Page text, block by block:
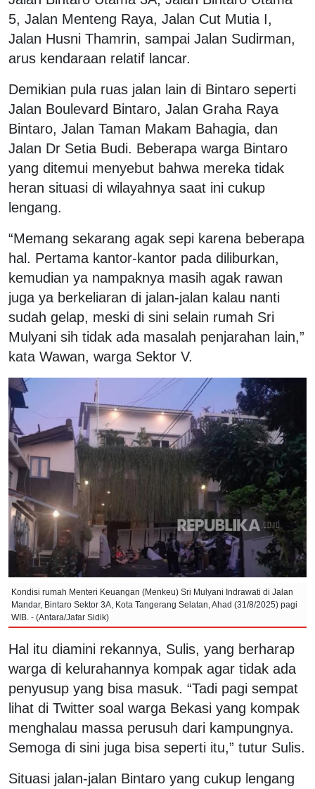
5, Jalan Menteng Raya, Jalan Cut Mutia I,
Jalan Husni Thamrin, sampai Jalan Sudirman,
arus kendaraan relatif lancar.
Demikian pula ruas jalan lain di Bintaro seperti
Jalan Boulevard Bintaro, Jalan Graha Raya
Bintaro, Jalan Taman Makam Bahagia, dan
Jalan Dr Setia Budi. Beberapa warga Bintaro
yang ditemui menyebut bahwa mereka tidak
heran situasi di wilayahnya saat ini cukup
lengang.
“Memang sekarang agak sepi karena beberapa
hal. Pertama kantor-kantor pada diliburkan,
kemudian ya nampaknya masih agak rawan
juga ya berkeliaran di jalan-jalan kalau nanti
sudah gelap, meski di sini selain rumah Sri
Mulyani sih tidak ada masalah penjarahan lain,”
kata Wawan, warga Sektor V.
Kondisi rumah Menteri Keuangan (Menkeu) Sri Mulyani Indrawati di Jalan
Mandar, Bintaro Sektor 3A, Kota Tangerang Selatan, Ahad (31/8/2025) pagi
WIB. - (Antara/Jafar Sidik)
Hal itu diamini rekannya, Sulis, yang berharap
warga di kelurahannya kompak agar tidak ada
penyusup yang bisa masuk. “Tadi pagi sempat
lihat di Twitter soal warga Bekasi yang kompak
menghalau massa perusuh dari kampungnya.
Semoga di sini juga bisa seperti itu,” tutur Sulis.
Situasi jalan-jalan Bintaro yang cukup lengang